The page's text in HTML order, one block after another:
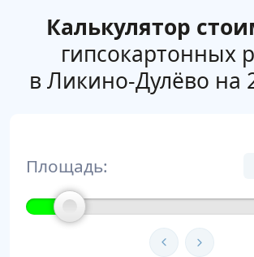
Калькулятор
гипсокартонных
в Ликино-Дулёво на
Площадь: